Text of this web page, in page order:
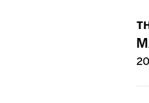
Ce paiement